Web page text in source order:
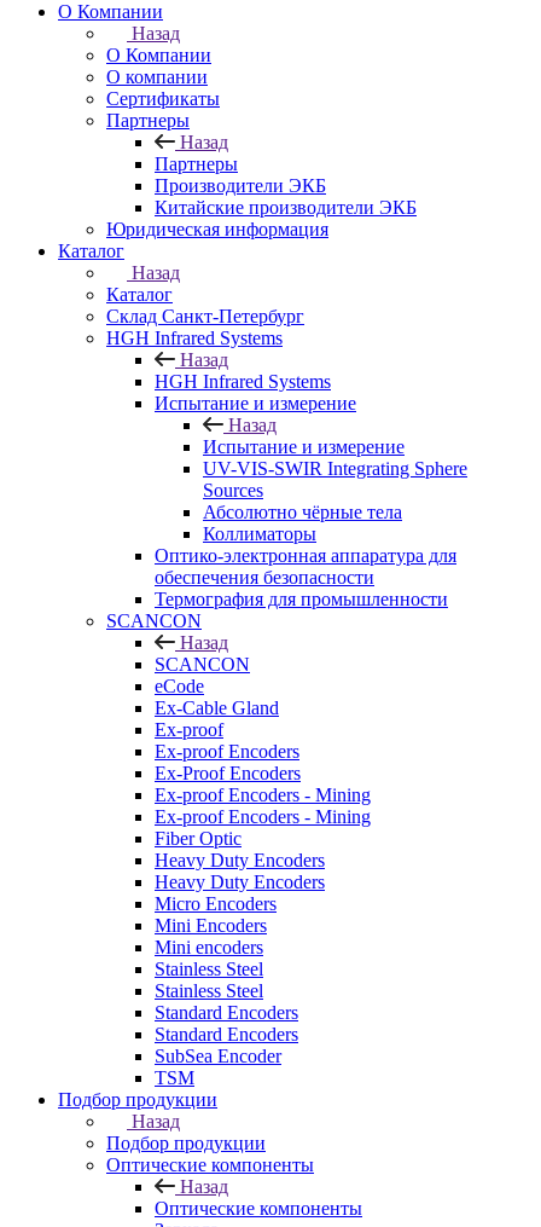
О Компании
Назад
О Компании
О компании
Сертификаты
Партнеры
Назад
Партнеры
Производители ЭКБ
Китайские производители ЭКБ
Юридическая информация
Каталог
Назад
Каталог
Cклад Санкт-Петербург
HGH Infrared Systems
Назад
HGH Infrared Systems
Испытание и измерение
Назад
Испытание и измерение
UV-VIS-SWIR Integrating Sphere
Sources
Абсолютно чёрные тела
Коллиматоры
Оптико-электронная аппаратура для
обеспечения безопасности
Термография для промышленности
SCANCON
Назад
SCANCON
eCode
Ex-Cable Gland
Ex-proof
Ex-proof Encoders
Ex-Proof Encoders
Ex-proof Encoders - Mining
Ex-proof Encoders - Mining
Fiber Optic
Heavy Duty Encoders
Heavy Duty Encoders
Micro Encoders
Mini Encoders
Mini encoders
Stainless Steel
Stainless Steel
Standard Encoders
Standard Encoders
SubSea Encoder
TSM
Подбор продукции
Назад
Подбор продукции
Оптические компоненты
Назад
Оптические компоненты